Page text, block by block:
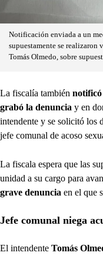
Notificación enviada a un
supuestamente se realizaron
Tomás Olmedo, sobre
La fiscalía también notificó
grabó la denuncia y en
intendente y se solicitó los
jefe comunal de acoso
La fiscala espera que las
unidad a su cargo para
grave denuncia en el que
Jefe comunal niega
El intendente Tomás